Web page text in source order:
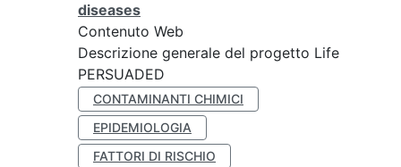
diseases
Contenuto Web
Descrizione generale del progetto Life
PERSUADED
CONTAMINANTI CHIMICI
EPIDEMIOLOGIA
FATTORI DI RISCHIO